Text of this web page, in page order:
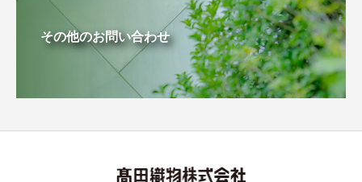
その他のお問い合わせ